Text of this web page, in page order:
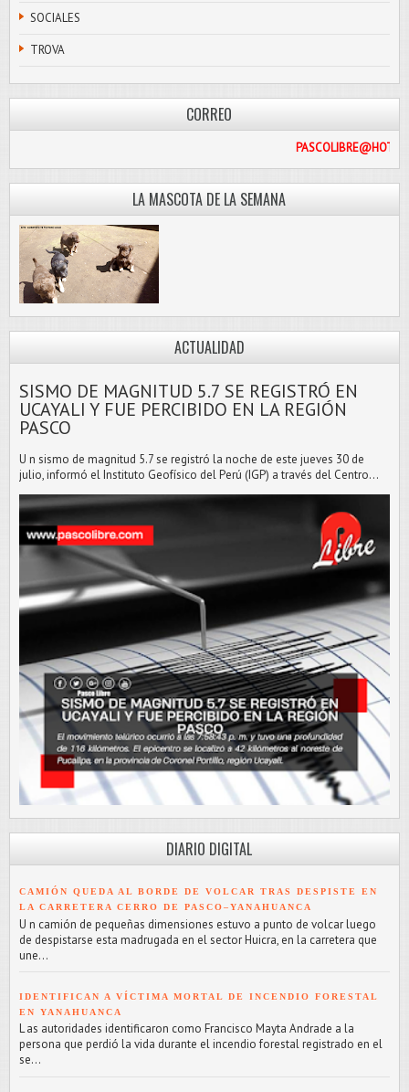
SOCIALES
TROVA
CORREO
LA MASCOTA DE LA SEMANA
ACTUALIDAD
SISMO DE MAGNITUD 5.7 SE REGISTRÓ EN
UCAYALI Y FUE PERCIBIDO EN LA REGIÓN
PASCO
U n sismo de magnitud 5.7 se registró la noche de este jueves 30 de
julio, informó el Instituto Geofísico del Perú (IGP) a través del Centro...
DIARIO DIGITAL
CAMIÓN QUEDA AL BORDE DE VOLCAR TRAS DESPISTE EN
LA CARRETERA CERRO DE PASCO–YANAHUANCA
U n camión de pequeñas dimensiones estuvo a punto de volcar luego
de despistarse esta madrugada en el sector Huicra, en la carretera que
une...
IDENTIFICAN A VÍCTIMA MORTAL DE INCENDIO FORESTAL
EN YANAHUANCA
L as autoridades identificaron como Francisco Mayta Andrade a la
persona que perdió la vida durante el incendio forestal registrado en el
se...